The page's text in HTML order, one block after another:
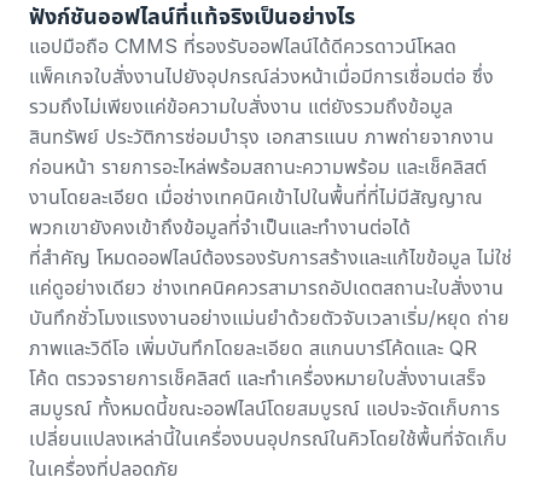
ฟังก์ชันออฟไลน์ที่แท้จริงเป็นอย่างไร
แอปมือถือ CMMS ที่รองรับออฟไลน์ได้ดีควรดาวน์โหลด
แพ็คเกจใบสั่งงานไปยังอุปกรณ์ล่วงหน้าเมื่อมีการเชื่อมต่อ ซึ่ง
รวมถึงไม่เพียงแค่ข้อความใบสั่งงาน แต่ยังรวมถึงข้อมูล
สินทรัพย์ ประวัติการซ่อมบำรุง เอกสารแนบ ภาพถ่ายจากงาน
ก่อนหน้า รายการอะไหล่พร้อมสถานะความพร้อม และเช็คลิสต์
งานโดยละเอียด เมื่อช่างเทคนิคเข้าไปในพื้นที่ที่ไม่มีสัญญาณ
พวกเขายังคงเข้าถึงข้อมูลที่จำเป็นและทำงานต่อได้
ที่สำคัญ โหมดออฟไลน์ต้องรองรับการสร้างและแก้ไขข้อมูล ไม่ใช่
แค่ดูอย่างเดียว ช่างเทคนิคควรสามารถอัปเดตสถานะใบสั่งงาน
บันทึกชั่วโมงแรงงานอย่างแม่นยำด้วยตัวจับเวลาเริ่ม/หยุด ถ่าย
ภาพและวิดีโอ เพิ่มบันทึกโดยละเอียด สแกนบาร์โค้ดและ QR
โค้ด ตรวจรายการเช็คลิสต์ และทำเครื่องหมายใบสั่งงานเสร็จ
สมบูรณ์ ทั้งหมดนี้ขณะออฟไลน์โดยสมบูรณ์ แอปจะจัดเก็บการ
เปลี่ยนแปลงเหล่านี้ในเครื่องบนอุปกรณ์ในคิวโดยใช้พื้นที่จัดเก็บ
ในเครื่องที่ปลอดภัย